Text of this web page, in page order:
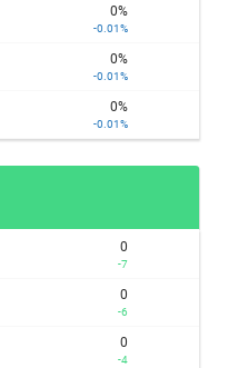
0%
-0.01%
0%
-0.01%
0%
-0.01%
0
-7
0
-6
0
-4